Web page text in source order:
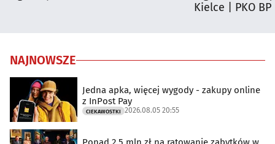
Kielce | PKO
NAJNOWSZE
Jedna apka, więcej wygody - zakupy online
z InPost Pay
CIEKAWOSTKI 2026.08.05 20:55